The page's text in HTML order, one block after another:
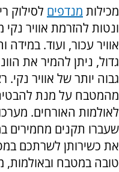
מכילות מנדפים לסילוק
ונטות להזרמת אוויר
אוויר עכור, ועוד.
גדול, ניתן להמיר את
גבוה יותר של אוויר נקי.
מהמטבח על מנת להבטיח
לאולמות האורחים.
שעברו תקנים מחמירים
את כשירותן לשרתכם
טובה במטבח ובאולמות,